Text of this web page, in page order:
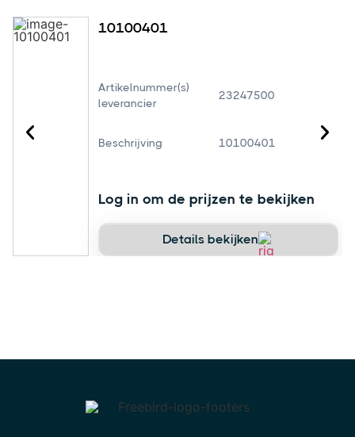
10100401
Artikelnummer(s)
leverancier
23247500
Beschrijving 10100401
Log in om de prijzen te bekijken
Details bekijken